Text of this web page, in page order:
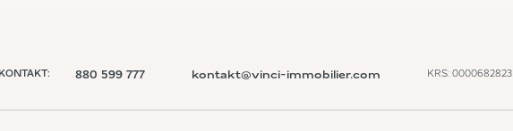
KONTAKT: 880 599 777 kontakt@vinci-immobilier.com KRS: 0000682823